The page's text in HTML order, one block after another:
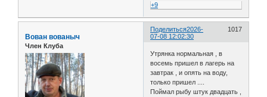
+9
Поделиться 1017
2026-
07-08 12:02:30
Вован вованыч
Член Клуба
Утрянка нормальная , в
восемь пришел в лагерь на
завтрак , и опять на воду,
только пришел ....
Поймал рыбу штук двадцать ,